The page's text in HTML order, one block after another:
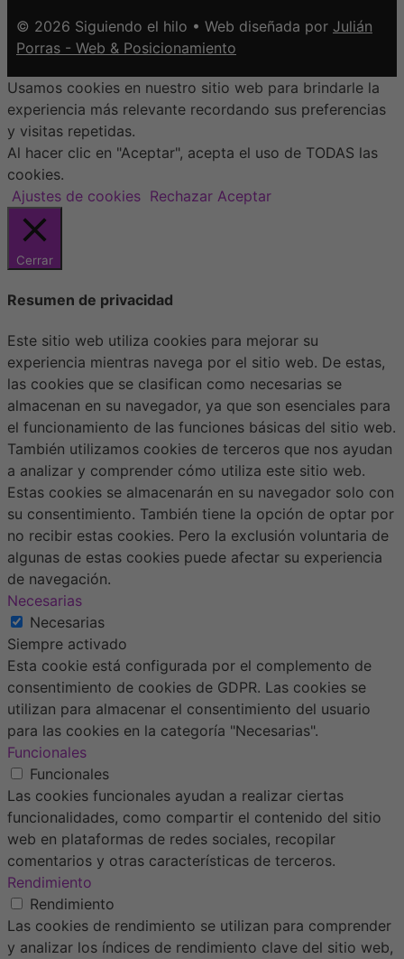
© 2026 Siguiendo el hilo • Web diseñada por Julián
Porras - Web & Posicionamiento
Usamos cookies en nuestro sitio web para brindarle la
experiencia más relevante recordando sus preferencias
y visitas repetidas.
Al hacer clic en "Aceptar", acepta el uso de TODAS las
cookies.
Ajustes de cookies Rechazar Aceptar
Cerrar
Resumen de privacidad
Este sitio web utiliza cookies para mejorar su
experiencia mientras navega por el sitio web. De estas,
las cookies que se clasifican como necesarias se
almacenan en su navegador, ya que son esenciales para
el funcionamiento de las funciones básicas del sitio web.
También utilizamos cookies de terceros que nos ayudan
a analizar y comprender cómo utiliza este sitio web.
Estas cookies se almacenarán en su navegador solo con
su consentimiento. También tiene la opción de optar por
no recibir estas cookies. Pero la exclusión voluntaria de
algunas de estas cookies puede afectar su experiencia
de navegación.
Necesarias
Necesarias
Siempre activado
Esta cookie está configurada por el complemento de
consentimiento de cookies de GDPR. Las cookies se
utilizan para almacenar el consentimiento del usuario
para las cookies en la categoría "Necesarias".
Funcionales
Funcionales
Las cookies funcionales ayudan a realizar ciertas
funcionalidades, como compartir el contenido del sitio
web en plataformas de redes sociales, recopilar
comentarios y otras características de terceros.
Rendimiento
Rendimiento
Las cookies de rendimiento se utilizan para comprender
y analizar los índices de rendimiento clave del sitio web,